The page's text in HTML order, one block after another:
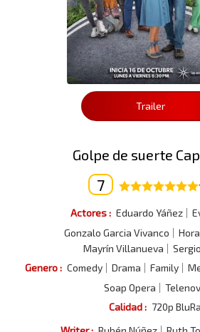
Trailer
Golpe de suerte
7
Actores : Eduardo Yáñez
Gonzalo Garcia Vivanco
Mayrín Villanueva
Genero : Comedy Drama Family
Soap Opera
Calidad : 720p